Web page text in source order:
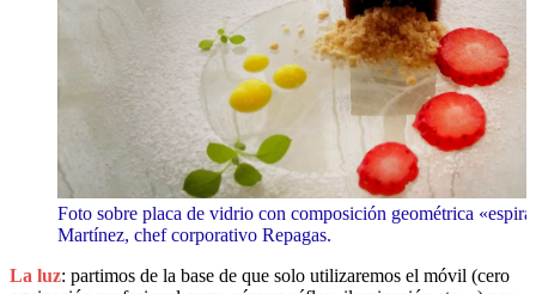
Foto sobre placa de vidrio con composición geométrica
Martínez, chef corporativo Repagas.
La luz: partimos de la base de que solo utilizaremos el móvil (cero